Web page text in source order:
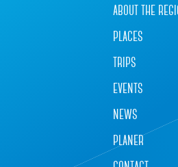
about the
places
trips
events
news
planer